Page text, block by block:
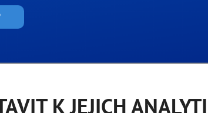
K JEJICH